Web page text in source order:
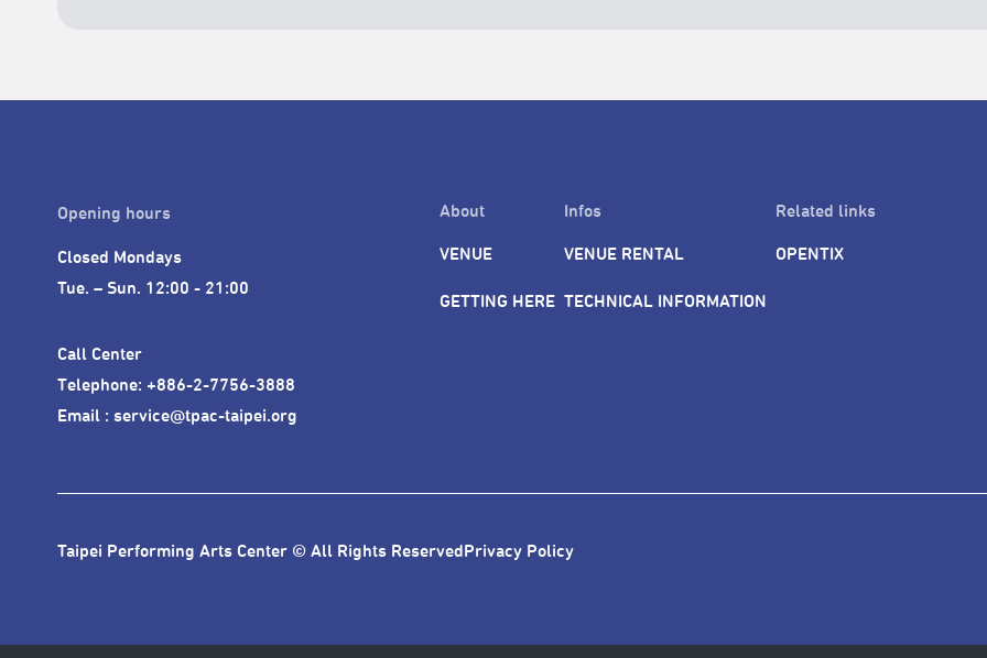
Opening hours
Closed Mondays
Tue. – Sun. 12:00 - 21:00
Call Center
Telephone: +886-2-7756-3888
Email : service@tpac-taipei.org
About
VENUE
GETTING HERE
Infos
VENUE RENTAL
TECHNICAL INFORMATION
Related links
OPENTIX
Taipei Performing Arts Center © All Rights ReservedPrivacy Policy